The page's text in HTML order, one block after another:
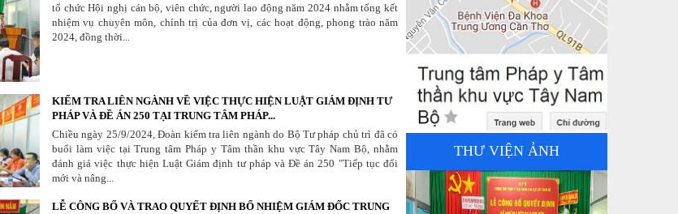
tổ chức Hội nghị cán bộ, viên chức, người lao động năm 2024 nhằm tổng kết
nhiệm vụ chuyên môn, chính trị của đơn vị, các hoạt động, phong trào năm
2024, đồng thời...
KIỂM TRA LIÊN NGÀNH VỀ VIỆC THỰC HIỆN LUẬT GIÁM ĐỊNH TƯ
PHÁP VÀ ĐỀ ÁN 250 TẠI TRUNG TÂM PHÁP...
Chiều ngày 25/9/2024, Đoàn kiểm tra liên ngành do Bộ Tư pháp chủ trì đã có
buổi làm việc tại Trung tâm Pháp y Tâm thần khu vực Tây Nam Bộ, nhằm
đánh giá việc thực hiện Luật Giám định tư pháp và Đề án 250 "Tiếp tục đổi
mới và nâng...
LỄ CÔNG BỐ VÀ TRAO QUYẾT ĐỊNH BỔ NHIỆM GIÁM ĐỐC TRUNG
THƯ VIỆN ẢNH